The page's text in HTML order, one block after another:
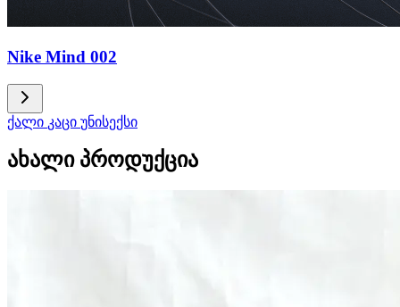
Nike Mind 002
ქალი კაცი უნისექსი
ახალი პროდუქცია